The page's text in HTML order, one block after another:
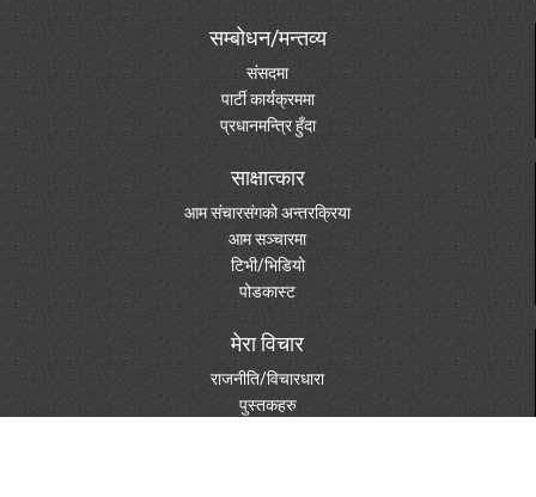
सम्बोधन/मन्तव्य
संसदमा
पार्टी कार्यक्रममा
प्रधानमन्त्रि हुँदा
साक्षात्कार
आम संचारसंगको अन्तरक्रिया
आम सञ्चारमा
टिभी/भिडियो
पोडकास्ट
मेरा विचार
राजनीति/विचारधारा
पुस्तकहरु